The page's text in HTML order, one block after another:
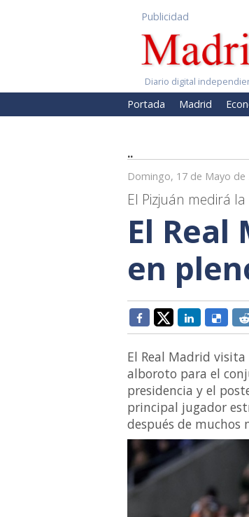
Publicidad
Diario digital
Portada Madrid
..
Domingo, 17 de Mayo de
El Pizjuán medirá
El
en
El Real Madrid visita
alboroto para el
presidencia y el
principal jugador
después de muchos